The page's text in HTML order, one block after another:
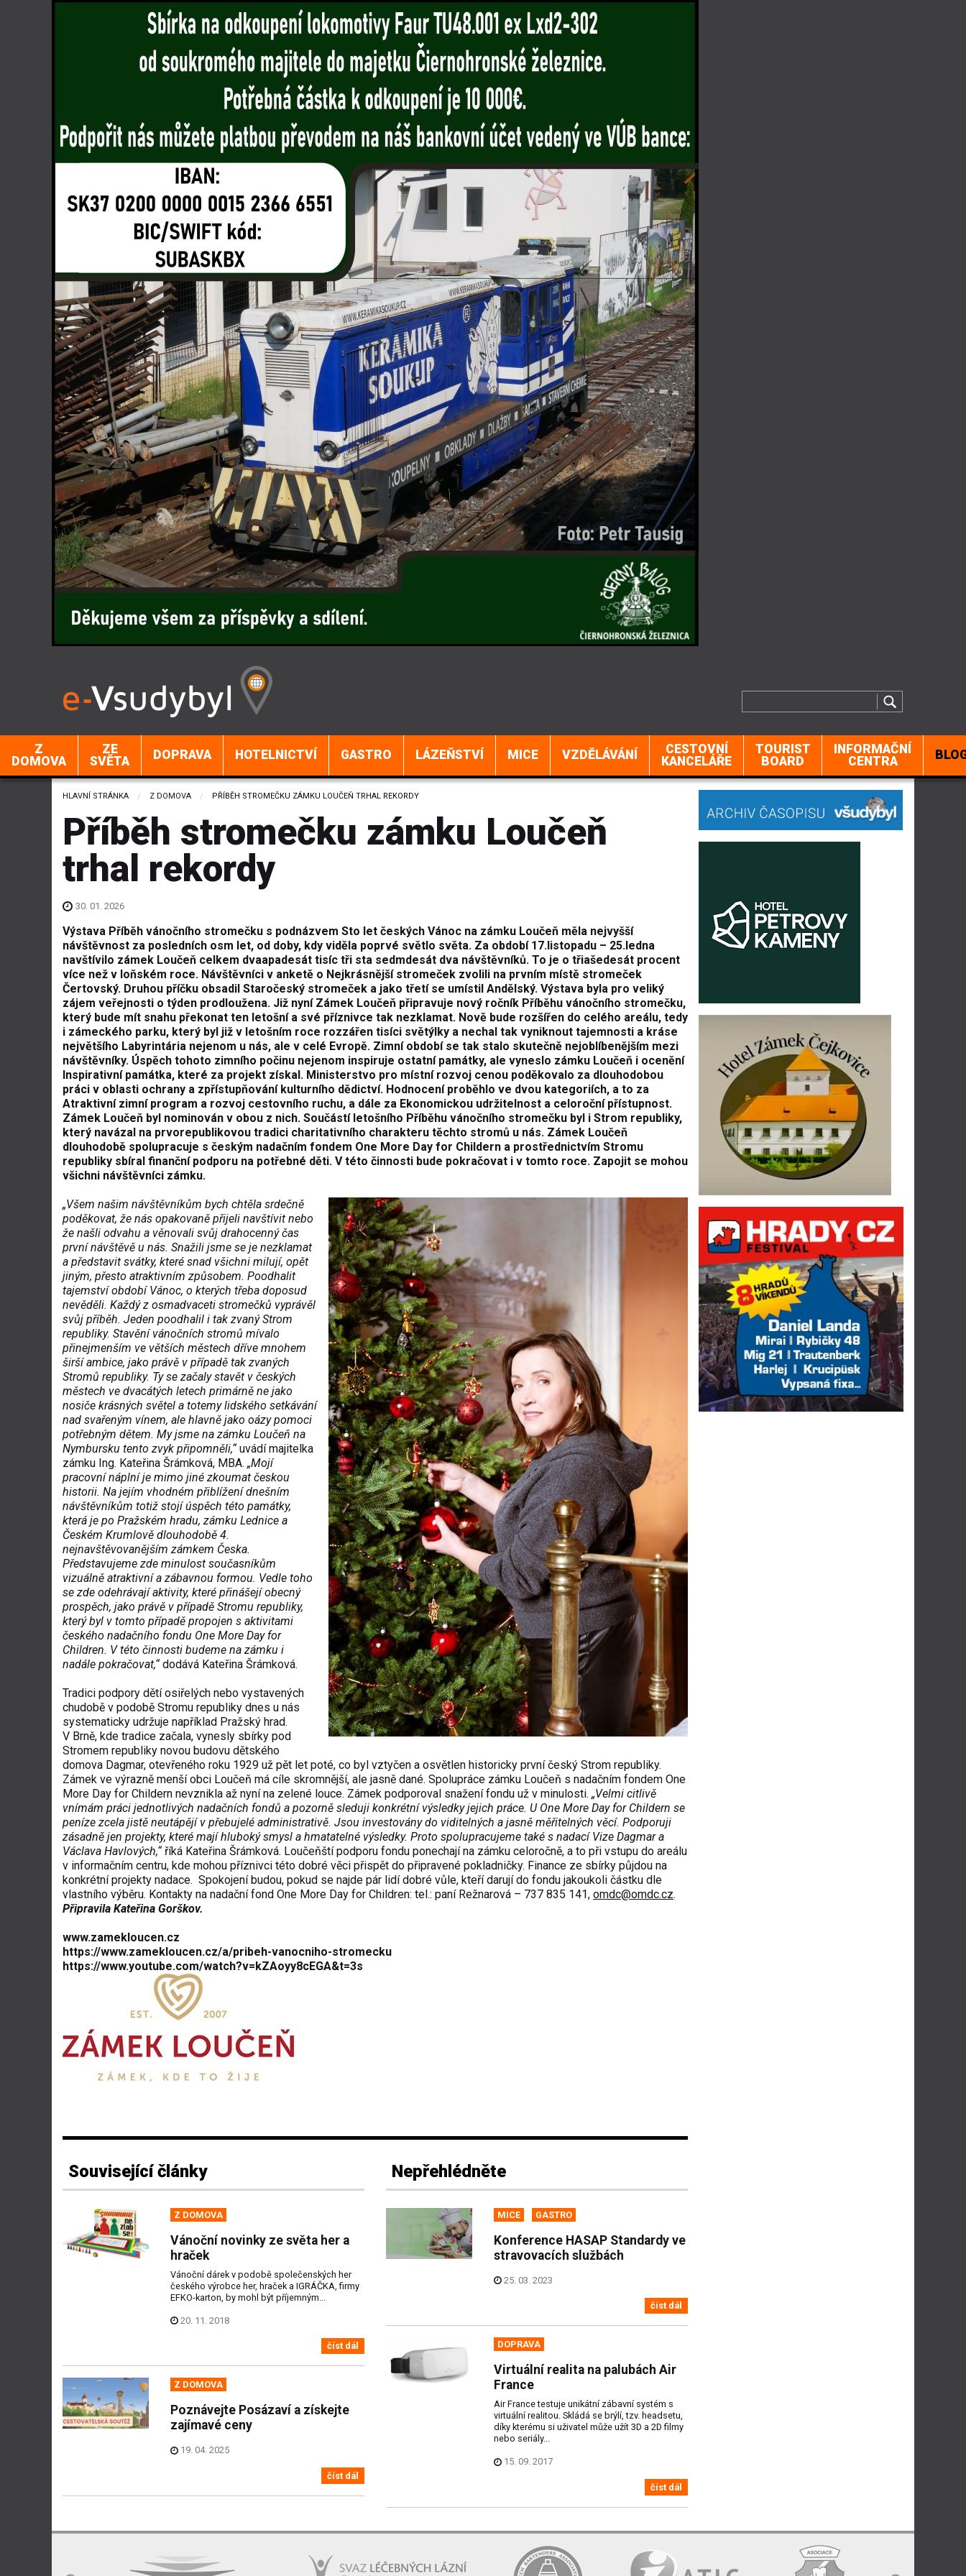
Z
DOMOVA
ZE
SVĚTA
DOPRAVA HOTELNICTVÍ GASTRO LÁZEŇSTVÍ MICE VZDĚLÁVÁNÍ
CESTOVNÍ
KANCELÁŘE
TOURIST
BOARD
INFORMAČNÍ
CENTRA
HLAVNÍ STRÁNKA Z DOMOVA CURRENT:
PŘÍBĚH STROMEČKU ZÁMKU LOUČEŇ TRHAL REKORDY
Příběh stromečku zámku Loučeň
trhal rekordy
30. 01. 2026
Výstava Příběh vánočního stromečku s podnázvem Sto let českých Vánoc na zámku Loučeň měla nejvyšší
návštěvnost za posledních osm let, od doby, kdy viděla poprvé světlo světa. Za období 17.listopadu – 25.ledna
navštívilo zámek Loučeň celkem dvaapadesát tisíc tři sta sedmdesát dva návštěvníků. To je o třiašedesát procent
více než v loňském roce. Návštěvníci v anketě o Nejkrásnější stromeček zvolili na prvním místě stromeček
Čertovský. Druhou příčku obsadil Staročeský stromeček a jako třetí se umístil Andělský. Výstava byla pro veliký
zájem veřejnosti o týden prodloužena. Již nyní Zámek Loučeň připravuje nový ročník Příběhu vánočního stromečku,
který bude mít snahu překonat ten letošní a své příznivce tak nezklamat. Nově bude rozšířen do celého areálu, tedy
i zámeckého parku, který byl již v letošním roce rozzářen tisíci světýlky a nechal tak vyniknout tajemnosti a kráse
největšího Labyrintária nejenom u nás, ale v celé Evropě. Zimní období se tak stalo skutečně nejoblíbenějším mezi
návštěvníky. Úspěch tohoto zimního počinu nejenom inspiruje ostatní památky, ale vyneslo zámku Loučeň i ocenění
Inspirativní památka, které za projekt získal. Ministerstvo pro místní rozvoj cenou poděkovalo za dlouhodobou
práci v oblasti ochrany a zpřístupňování kulturního dědictví. Hodnocení proběhlo ve dvou kategoriích, a to za
Atraktivní zimní program a rozvoj cestovního ruchu, a dále za Ekonomickou udržitelnost a celoroční přístupnost.
Zámek Loučeň byl nominován v obou z nich. Součástí letošního Příběhu vánočního stromečku byl i Strom republiky,
který navázal na prvorepublikovou tradici charitativního charakteru těchto stromů u nás. Zámek Loučeň
dlouhodobě spolupracuje s českým nadačním fondem One More Day for Childern a prostřednictvím Stromu
republiky sbíral finanční podporu na potřebné děti. V této činnosti bude pokračovat i v tomto roce. Zapojit se mohou
všichni návštěvníci zámku.
„Všem našim návštěvníkům bych chtěla srdečně
poděkovat, že nás opakovaně přijeli navštívit nebo
že našli odvahu a věnovali svůj drahocenný čas
první návštěvě u nás. Snažili jsme se je nezklamat
a představit svátky, které snad všichni milují, opět
jiným, přesto atraktivním způsobem. Poodhalit
tajemství období Vánoc, o kterých třeba doposud
nevěděli. Každý z osmadvaceti stromečků vyprávěl
svůj příběh. Jeden poodhalil i tak zvaný Strom
republiky. Stavění vánočních stromů mívalo
přinejmenším ve větších městech dříve mnohem
širší ambice, jako právě v případě tak zvaných
Stromů republiky. Ty se začaly stavět v českých
městech ve dvacátých letech primárně ne jako
nosiče krásných světel a totemy lidského setkávání
nad svařeným vínem, ale hlavně jako oázy pomoci
potřebným dětem. My jsme na zámku Loučeň na
Nymbursku tento zvyk připomněli,“uvádí majitelka
zámku Ing. Kateřina Šrámková, MBA. „Mojí
pracovní náplní je mimo jiné zkoumat českou
historii. Na jejím vhodném přiblížení dnešním
návštěvníkům totiž stojí úspěch této památky,
která je po Pražském hradu, zámku Lednice a
Českém Krumlově dlouhodobě 4.
nejnavštěvovanějším zámkem Česka.
Představujeme zde minulost současníkům
vizuálně atraktivní a zábavnou formou. Vedle toho
se zde odehrávají aktivity, které přinášejí obecný
prospěch, jako právě v případě Stromu republiky,
který byl v tomto případě propojen s aktivitami
českého nadačního fondu One More Day for
Children. V této činnosti budeme na zámku i
nadále pokračovat,“dodává Kateřina Šrámková.
Tradici podpory dětí osiřelých nebo vystavených
chudobě v podobě Stromu republiky dnes u nás
systematicky udržuje například Pražský hrad.
V Brně, kde tradice začala, vynesly sbírky pod
Stromem republiky novou budovu dětského
domova Dagmar, otevřeného roku 1929 už pět let poté, co byl vztyčen a osvětlen historicky první český Strom republiky.
Zámek ve výrazně menší obci Loučeň má cíle skromnější, ale jasně dané. Spolupráce zámku Loučeň s nadačním fondem One
More Day for Childern nevznikla až nyní na zelené louce. Zámek podporoval snažení fondu už v minulosti. „Velmi citlivě
vnímám práci jednotlivých nadačních fondů a pozorně sleduji konkrétní výsledky jejich práce. U One More Day for Childern se
peníze zcela jistě neutápějí v přebujelé administrativě. Jsou investovány do viditelných a jasně měřitelných věcí. Podporuji
zásadně jen projekty, které mají hluboký smysl a hmatatelné výsledky. Proto spolupracujeme také s nadací Vize Dagmar a
Václava Havlových,“říká Kateřina Šrámková. Loučeňští podporu fondu ponechají na zámku celoročně, a to při vstupu do areálu
v informačním centru, kde mohou příznivci této dobré věci přispět do připravené pokladničky. Finance ze sbírky půjdou na
konkrétní projekty nadace. Spokojení budou, pokud se najde pár lidí dobré vůle, kteří darují do fondu jakoukoli částku dle
vlastního výběru. Kontakty na nadační fond One More Day for Children: tel.: paní Režnarová – 737 835 141, omdc@omdc.cz.
Připravila Kateřina Gorškov.
www.zamekloucen.cz
https://www.zamekloucen.cz/a/pribeh-vanocniho-stromecku
https://www.youtube.com/watch?v=kZAoyy8cEGA&t=3s
Související články
Z DOMOVA
Vánoční novinky ze světa her a
hraček
Vánoční dárek v podobě společenských her
českého výrobce her, hraček a IGRÁČKA, firmy
EFKO-karton, by mohl být příjemným...
20. 11. 2018
číst dál
Z DOMOVA
Poznávejte Posázaví a získejte
zajímavé ceny
19. 04. 2025
číst dál
Nepřehlédněte
MICE GASTRO
Konference HASAP Standardy ve
stravovacích službách
25. 03. 2023
číst dál
DOPRAVA
Virtuální realita na palubách Air
France
Air France testuje unikátní zábavní systém s
virtuální realitou. Skládá se brýlí, tzv. headsetu,
díky kterému si uživatel může užít 3D a 2D filmy
nebo seriály...
15. 09. 2017
číst dál